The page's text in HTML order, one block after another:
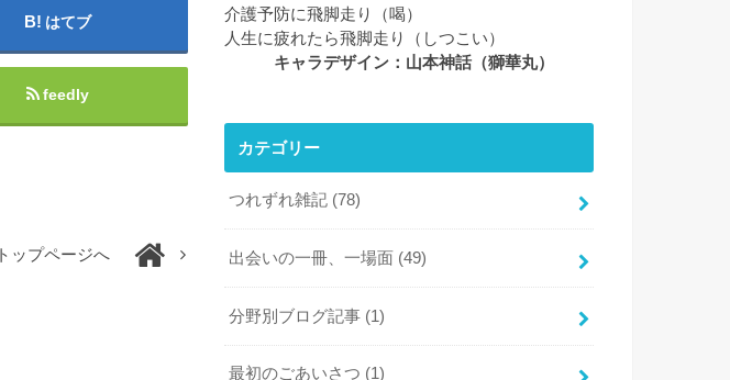
はてブ
feedly
トップページへ
介護予防に飛脚走り（喝）
人生に疲れたら飛脚走り（しつこい）
キャラデザイン：山本神話（獅華丸）
カテゴリー
つれずれ雑記 (78)
出会いの一冊、一場面 (49)
分野別ブログ記事 (1)
最初のごあいさつ (1)